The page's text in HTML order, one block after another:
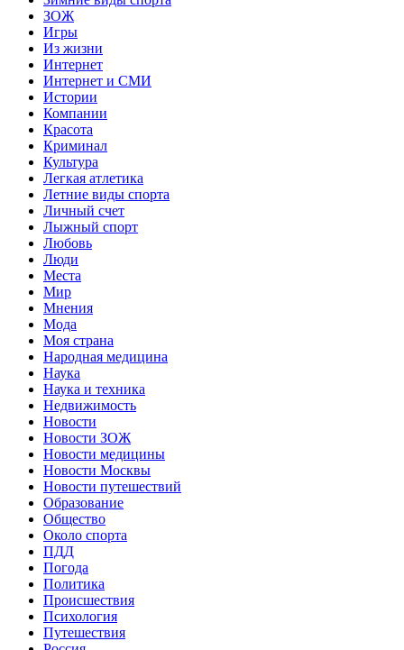
ЗОЖ
Игры
Из жизни
Интернет
Интернет и СМИ
Истории
Компании
Красота
Криминал
Культура
Легкая атлетика
Летние виды спорта
Личный счет
Лыжный спорт
Любовь
Люди
Места
Мир
Мнения
Мода
Моя страна
Народная медицина
Наука
Наука и техника
Недвижимость
Новости
Новости ЗОЖ
Новости медицины
Новости Москвы
Новости путешествий
Образование
Общество
Около спорта
ПДД
Погода
Политика
Происшествия
Психология
Путешествия